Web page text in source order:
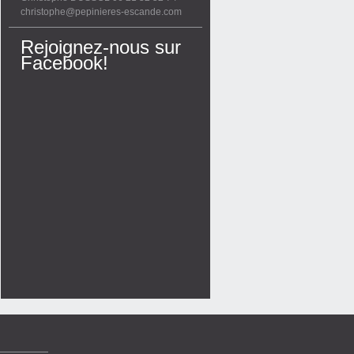
christophe@pepinieres-escande.com
Rejoignez-nous sur
Facebook!